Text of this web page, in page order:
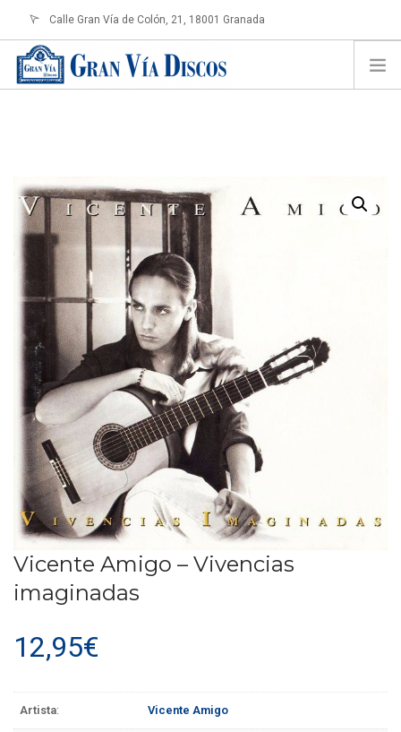
Calle Gran Vía de Colón, 21, 18001 Granada
info@granviadiscos.com
CONTACTO
SHOPPING CART
Vicente Amigo – Vivencias
imaginadas
12,95€
Artista: Vicente Amigo